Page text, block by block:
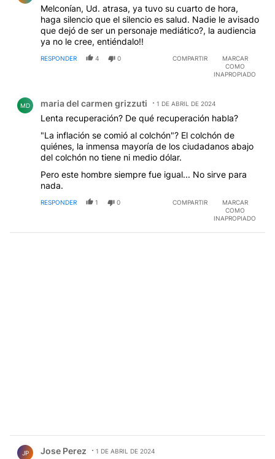
Melconían, Ud. atrasa, ya tuvo su cuarto de hora,
haga silencio que el silencio es salud. Nadie le avisado
que dejó de ser un personaje mediático?, la audiencia
ya no le cree, entiéndalo!!
RESPONDER 4 0 COMPARTIR
MARCAR
COMO
INAPROPIADO
MD maria del carmen grizzuti 1 DE ABRIL DE 2024
Lenta recuperación? De qué recuperación habla?
"La inflación se comió al colchón"? El colchón de
quiénes, la inmensa mayoría de los ciudadanos abajo
del colchón no tiene ni medio dólar.
Pero este hombre siempre fue igual... No sirve para
nada.
RESPONDER 1 0 COMPARTIR
MARCAR
COMO
INAPROPIADO
JP Jose Perez 1 DE ABRIL DE 2024